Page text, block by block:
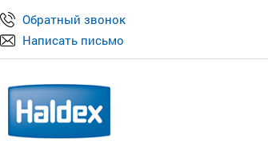
Обратный звонок
Написать письмо